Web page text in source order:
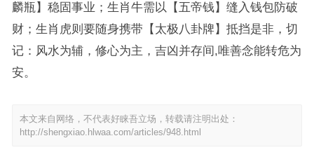
麟瓶】稳固事业；生肖牛需以【五帝钱】缝入钱包防破
财；生肖虎则要随身携带【太极八卦牌】抵挡是非，切
记：风水为辅，修心为主，吉凶并存间,唯善念能转危为
安。
本文来自网络，不代表好睐吾立场，转载请注明出处：
http://shengxiao.hlwaa.com/articles/948.html